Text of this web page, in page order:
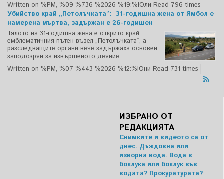
Written on %PM, %09 %736 %2026 %19:%Юли Read 796 times
Убийство край „Петолъчката“: 31-годишна жена от Ямбол е
намерена мъртва, задържан е 26-годишен
Тялото на 31-годишна жена е открито край
емблематичния пътен възел „Петолъчката“, а
разследващите органи вече задържаха основен
заподозрян за извършеното деяние.
Written on %PM, %07 %443 %2026 %12:%Юни Read 731 times
ИЗБРАНО ОТ
РЕДАКЦИЯТА
Снимките и видеото са от
днес. Дъждовна или
изворна вода. Вода в
боклука или боклук във
водата? Прокуратурата?